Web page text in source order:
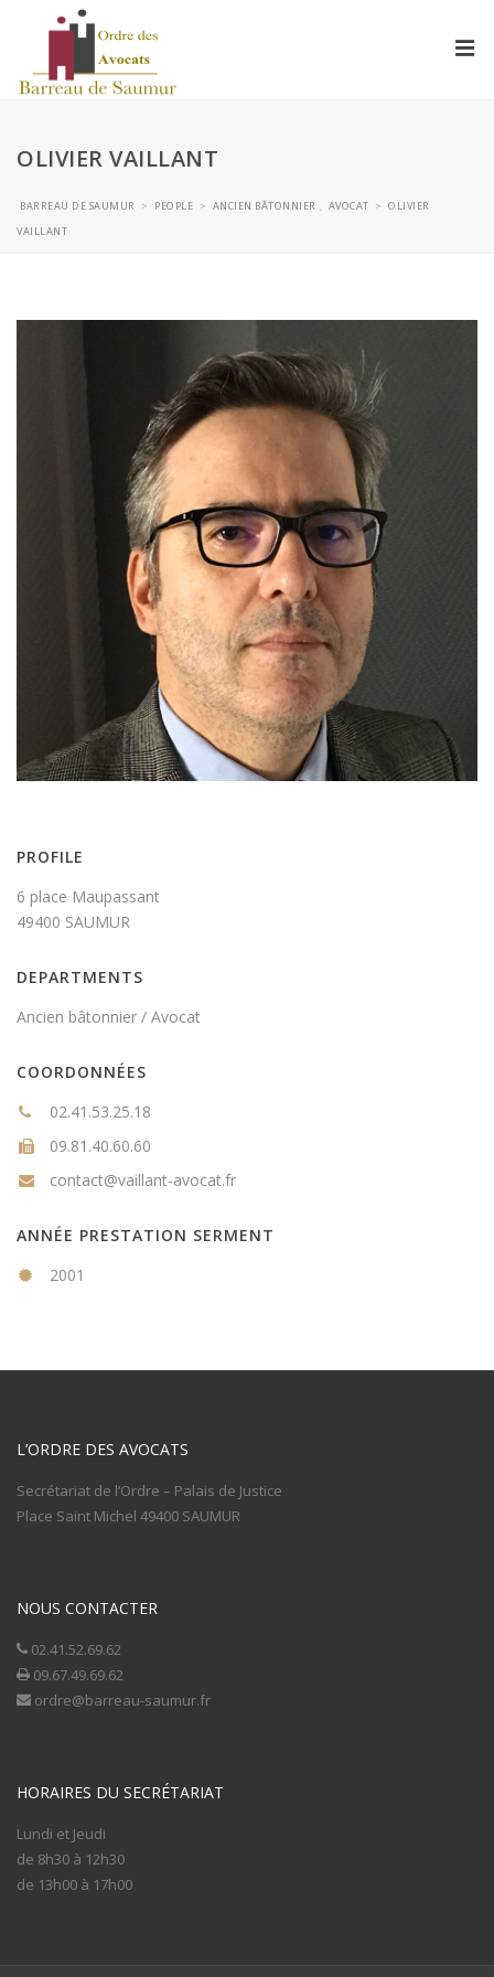
OLIVIER VAILLANT
BARREAU DE SAUMUR > PEOPLE > ANCIEN BÂTONNIER AVOCAT >
OLIVIER
VAILLANT
PROFILE
6 place Maupassant
49400 SAUMUR
DEPARTMENTS
Ancien bâtonnier / Avocat
COORDONNÉES
02.41.53.25.18
09.81.40.60.60
contact@vaillant-avocat.fr
ANNÉE PRESTATION SERMENT
2001
L’ORDRE DES AVOCATS
Secrétariat de l’Ordre – Palais de Justice
Place Saint Michel 49400 SAUMUR
NOUS CONTACTER
02.41.52.69.62
09.67.49.69.62
ordre@barreau-saumur.fr
HORAIRES DU SECRÉTARIAT
Lundi et Jeudi
de 8h30 à 12h30
de 13h00 à 17h00